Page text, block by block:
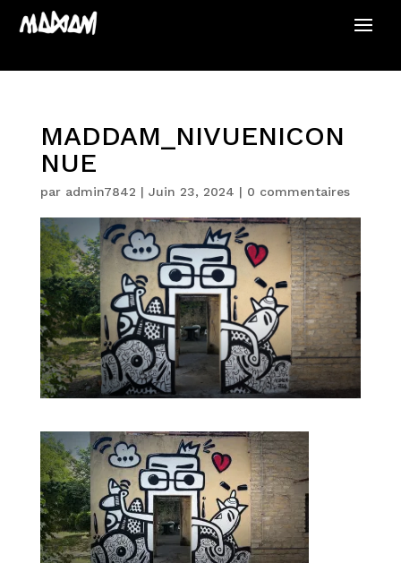
MADDAM_NIVUENICON
NUE
par admin7842 | Juin 23, 2024 | 0 commentaires